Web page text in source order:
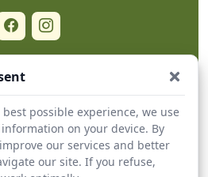
possible experience, we use
on your device. By
our services and better
our site. If you refuse,